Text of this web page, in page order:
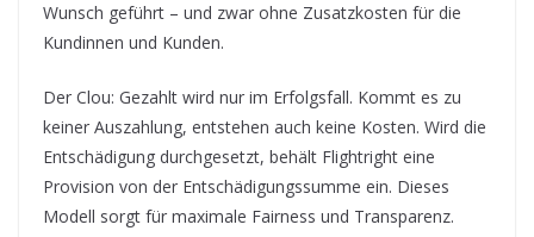
Wunsch geführt – und zwar ohne Zusatzkosten für die
Kundinnen und Kunden.
Der Clou: Gezahlt wird nur im Erfolgsfall. Kommt es zu
keiner Auszahlung, entstehen auch keine Kosten. Wird die
Entschädigung durchgesetzt, behält Flightright eine
Provision von der Entschädigungssumme ein. Dieses
Modell sorgt für maximale Fairness und Transparenz.